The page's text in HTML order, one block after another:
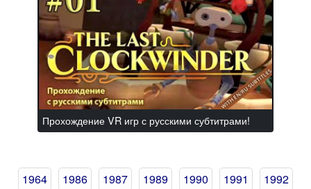
Прохождение VR игр с русскими субтитрами!
1964 1986 1987 1989 1990 1991
1992